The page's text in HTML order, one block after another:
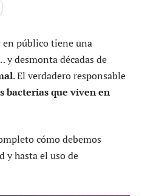
en público tiene una
desmonta décadas de
. El verdadero responsable
bacterias que viven en
cómo debemos
y hasta el uso de